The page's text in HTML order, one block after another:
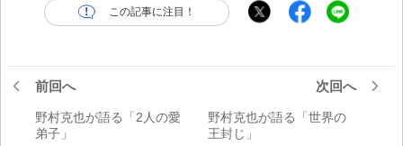
この記事に注目！
前回へ
野村克也が語る「2人の愛
弟子」
次回へ
野村克也が語る「世界の
王封じ」